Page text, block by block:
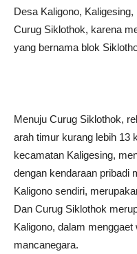
Desa Kaligono,
Curug Siklothok, karena
yang bernama blok
Menuju Curug Siklothok,
arah timur kurang lebih 13
kecamatan Kaligesing,
dengan kendaraan pribadi
Kaligono sendiri,
Dan Curug Siklothok
Kaligono, dalam
mancanegara.